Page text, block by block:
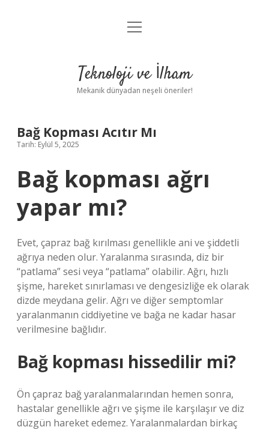
Anasayfa
Yasal Uyarı
menüyü
Teknoloji ve İlham
Mekanik dünyadan neşeli öneriler!
Bağ Kopması Acıtır Mı
Tarih: Eylül 5, 2025
Bağ kopması ağrı
yapar mı?
Evet, çapraz bağ kırılması genellikle ani ve şiddetli
ağrıya neden olur. Yaralanma sırasında, diz bir
“patlama” sesi veya “patlama” olabilir. Ağrı, hızlı
şişme, hareket sınırlaması ve dengesizliğe ek olarak
dizde meydana gelir. Ağrı ve diğer semptomlar
yaralanmanın ciddiyetine ve bağa ne kadar hasar
verilmesine bağlıdır.
Bağ kopması hissedilir mi?
Ön çapraz bağ yaralanmalarından hemen sonra,
hastalar genellikle ağrı ve şişme ile karşılaşır ve diz
düzgün hareket edemez. Yaralanmalardan birkaç